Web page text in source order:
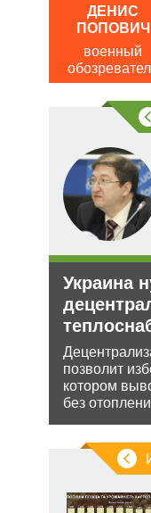
ДЕНИС
ПОПОВИЧ
военный
Украина
позволит
котором
без